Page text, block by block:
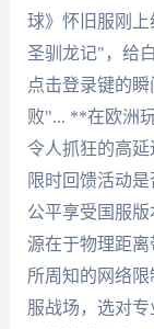
球》怀旧服刚
圣驯龙记"，给
点击登录键的
败"... **在欧洲
令人抓狂的高
限时回馈活动
公平享受国服
源在于物理距
所周知的网络
服战场，选对